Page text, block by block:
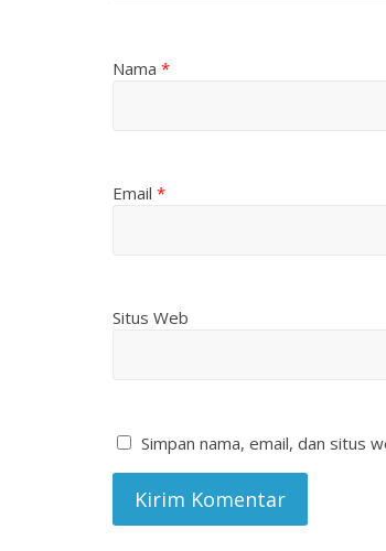
Nama *
Email *
Situs Web
Simpan nama, email, dan situs